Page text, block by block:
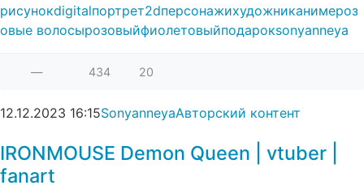
рисунокdigitalпортрет2dперсонажихудожниканимероз
овые волосырозовыйфиолетовыйподарокsonyanneya
— 434 20
12.12.2023 16:15SonyanneyaАвторский контент
IRONMOUSE Demon Queen | vtuber |
fanart